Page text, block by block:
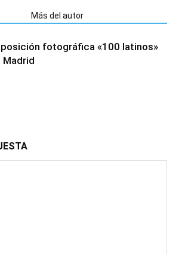
Más del autor
fotográfica «100 latinos»
Madrid